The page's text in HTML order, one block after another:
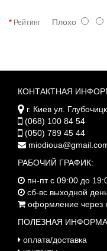
Рейтинг Плохо
КОНТАКТНАЯ
г. Киев ул.
(068) 100 84 54
(050) 789 45 44
РАБОЧИЙ ГРАФИК:
пн-пт с 09:00 до
сб-вс выходной
оформление через
ПОЛЕЗНАЯ
оплата/доставка